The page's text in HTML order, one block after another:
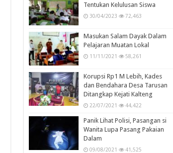
Tentukan Kelulusan Siswa
30/04/2023 72,463
Masukan Salam Dayak Dalam
Pelajaran Muatan Lokal
11/11/2021 58,261
Korupsi Rp1 M Lebih, Kades
dan Bendahara Desa Tarusan
Ditangkap Kejati Kalteng
22/07/2021 44,422
Panik Lihat Polisi, Pasangan si
Wanita Lupa Pasang Pakaian
Dalam
09/08/2021 41,525